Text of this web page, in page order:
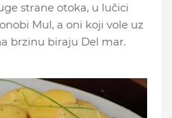
strane otoka, u lučici
Mul, a oni koji vole uz
brzinu biraju Del mar.